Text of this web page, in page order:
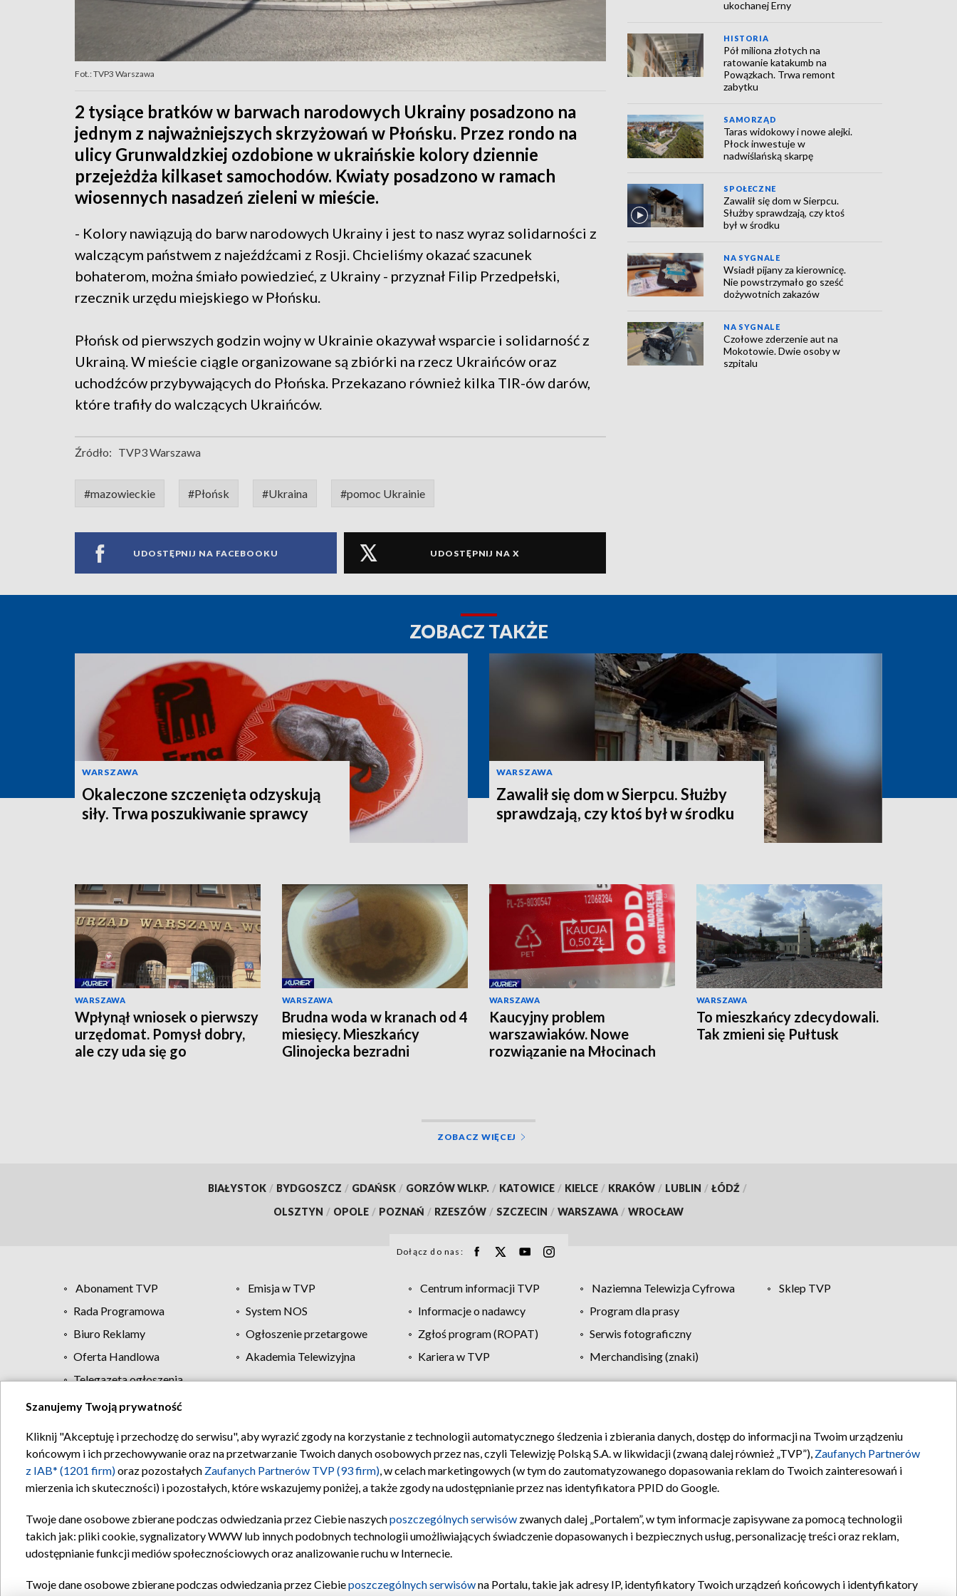
Fot.: TVP3 Warszawa
2 tysiące bratków w barwach narodowych Ukrainy posadzono na
jednym z najważniejszych skrzyżowań w Płońsku. Przez rondo na
ulicy Grunwaldzkiej ozdobione w ukraińskie kolory dziennie
przejeżdża kilkaset samochodów. Kwiaty posadzono w ramach
wiosennych nasadzeń zieleni w mieście.
- Kolory nawiązują do barw narodowych Ukrainy i jest to nasz wyraz solidarności z
walczącym państwem z najeźdźcami z Rosji. Chcieliśmy okazać szacunek
bohaterom, można śmiało powiedzieć, z Ukrainy - przyznał Filip Przedpełski,
rzecznik urzędu miejskiego w Płońsku.
Płońsk od pierwszych godzin wojny w Ukrainie okazywał wsparcie i solidarność z
Ukrainą. W mieście ciągle organizowane są zbiórki na rzecz Ukraińców oraz
uchodźców przybywających do Płońska. Przekazano również kilka TIR-ów darów,
które trafiły do walczących Ukraińców.
Źródło: TVP3 Warszawa
#mazowieckie #Płońsk #Ukraina #pomoc Ukrainie
UDOSTĘPNIJ NA FACEBOOKU UDOSTĘPNIJ NA X
ukochanej Erny
HISTORIA
Pół miliona złotych na
ratowanie katakumb na
Powązkach. Trwa remont
zabytku
SAMORZĄD
Taras widokowy i nowe alejki.
Płock inwestuje w
nadwiślańską skarpę
SPOŁECZNE
Zawalił się dom w Sierpcu.
Służby sprawdzają, czy ktoś
był w środku
NA SYGNALE
Wsiadł pijany za kierownicę.
Nie powstrzymało go sześć
dożywotnich zakazów
NA SYGNALE
Czołowe zderzenie aut na
Mokotowie. Dwie osoby w
szpitalu
ZOBACZ TAKŻE
WARSZAWA
Okaleczone szczenięta odzyskują
siły. Trwa poszukiwanie sprawcy
WARSZAWA
Zawalił się dom w Sierpcu. Służby
sprawdzają, czy ktoś był w środku
WARSZAWA
Wpłynął wniosek o pierwszy
urzędomat. Pomysł dobry,
ale czy uda się go
WARSZAWA
Brudna woda w kranach od 4
miesięcy. Mieszkańcy
Glinojecka bezradni
WARSZAWA
Kaucyjny problem
warszawiaków. Nowe
rozwiązanie na Młocinach
WARSZAWA
To mieszkańcy zdecydowali.
Tak zmieni się Pułtusk
ZOBACZ WIĘCEJ
BIAŁYSTOK / BYDGOSZCZ / GDAŃSK / GORZÓW WLKP. / KATOWICE / KIELCE / KRAKÓW / LUBLIN / ŁÓDŹ /
OLSZTYN / OPOLE / POZNAŃ / RZESZÓW / SZCZECIN / WARSZAWA / WROCŁAW
Dołącz do nas:
Abonament TVP Emisja w TVP Centrum informacji TVP Naziemna Telewizja Cyfrowa
Sklep TVP
Rada Programowa
System NOS Informacje o nadawcy
Program dla prasy
Biuro Reklamy
Ogłoszenie przetargowe Zgłoś program (ROPAT)
Serwis fotograficzny
Oferta Handlowa
Akademia Telewizyjna Kariera w TVP
Merchandising (znaki)
Telegazeta ogłoszenia
Regulamin TVP Polityka prywatności Moje zgody Pomoc Biuro reklamy Kontakt
Szanujemy Twoją prywatność
Kliknij "Akceptuję i przechodzę do serwisu", aby wyrazić zgody na korzystanie z technologii automatycznego śledzenia i zbierania danych, dostęp do informacji na Twoim urządzeniu
końcowym i ich przechowywanie oraz na przetwarzanie Twoich danych osobowych przez nas, czyli Telewizję Polską S.A. w likwidacji (zwaną dalej również „TVP”), Zaufanych Partnerów
z IAB* (1201 firm)oraz pozostałych Zaufanych Partnerów TVP (93 firm), w celach marketingowych (w tym do zautomatyzowanego dopasowania reklam do Twoich zainteresowań i
mierzenia ich skuteczności) i pozostałych, które wskazujemy poniżej, a także zgody na udostępnianie przez nas identyfikatora PPID do Google.
Twoje dane osobowe zbierane podczas odwiedzania przez Ciebie naszychposzczególnych serwisów zwanych dalej „Portalem”, w tym informacje zapisywane za pomocą technologii
takich jak: pliki cookie, sygnalizatory WWW lub innych podobnych technologii umożliwiających świadczenie dopasowanych i bezpiecznych usług, personalizację treści oraz reklam,
udostępnianie funkcji mediów społecznościowych oraz analizowanie ruchu w Internecie.
Twoje dane osobowe zbierane podczas odwiedzania przez Ciebieposzczególnych serwisówna Portalu, takie jak adresy IP, identyfikatory Twoich urządzeń końcowych i identyfikatory